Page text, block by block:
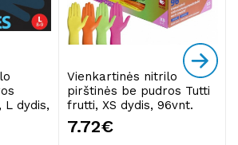
L dydis,
Vienkartinės nitrilo
pirštinės be pudros Tutti
frutti, XS dydis, 96vnt.
7.72€